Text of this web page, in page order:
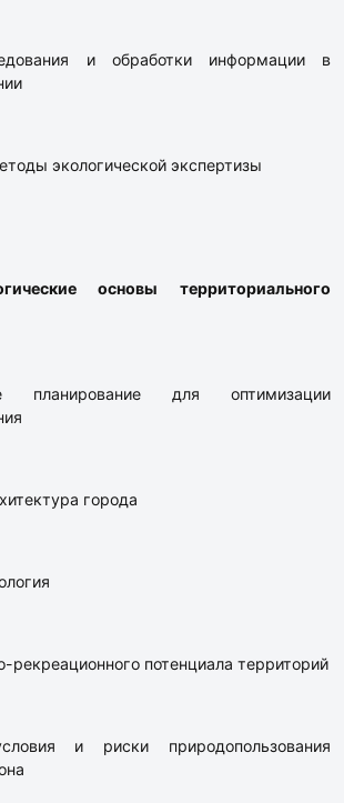
и обработки информации в
экологической экспертизы
основы территориального
планирование для оптимизации
города
рекреационного потенциала территорий
и риски природопользования